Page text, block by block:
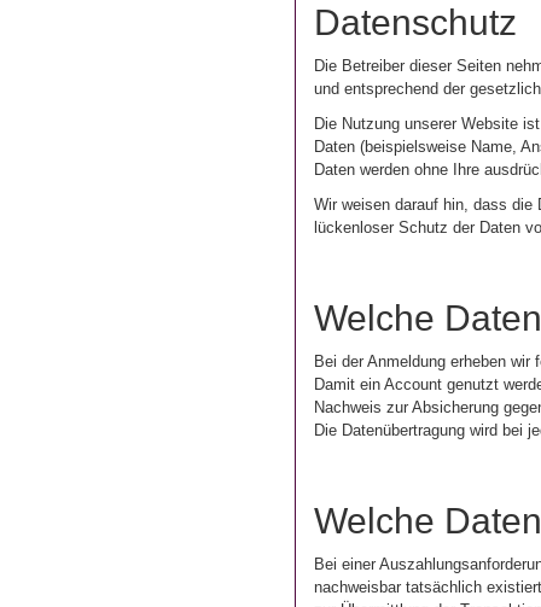
Datenschutz
Die Betreiber dieser Seiten
und entsprechend der
Die Nutzung unserer Website
Daten (beispielsweise Name,
Daten werden ohne Ihre
Wir weisen darauf hin, dass die
lückenloser Schutz der Daten
Welche
Bei der Anmeldung erheben
Damit ein Account genutzt
Nachweis zur Absicherung
Die Datenübertragung wird bei
Welche
Bei einer
nachweisbar tatsächlich